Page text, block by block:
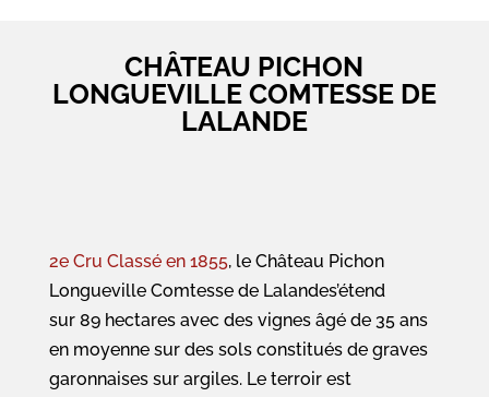
CHÂTEAU PICHON
LONGUEVILLE COMTESSE DE
LALANDE
2e Cru Classé en 1855, le Château Pichon
Longueville Comtesse de Lalandes’étend
sur 89 hectares avec des vignes âgé de 35 ans
en moyenne sur des sols constitués de graves
garonnaises sur argiles. Le terroir est